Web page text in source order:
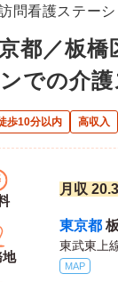
問看護ステー
京都／板
での介
歩10分以内 高収入
月収
地
東京都
東武東上
MAP